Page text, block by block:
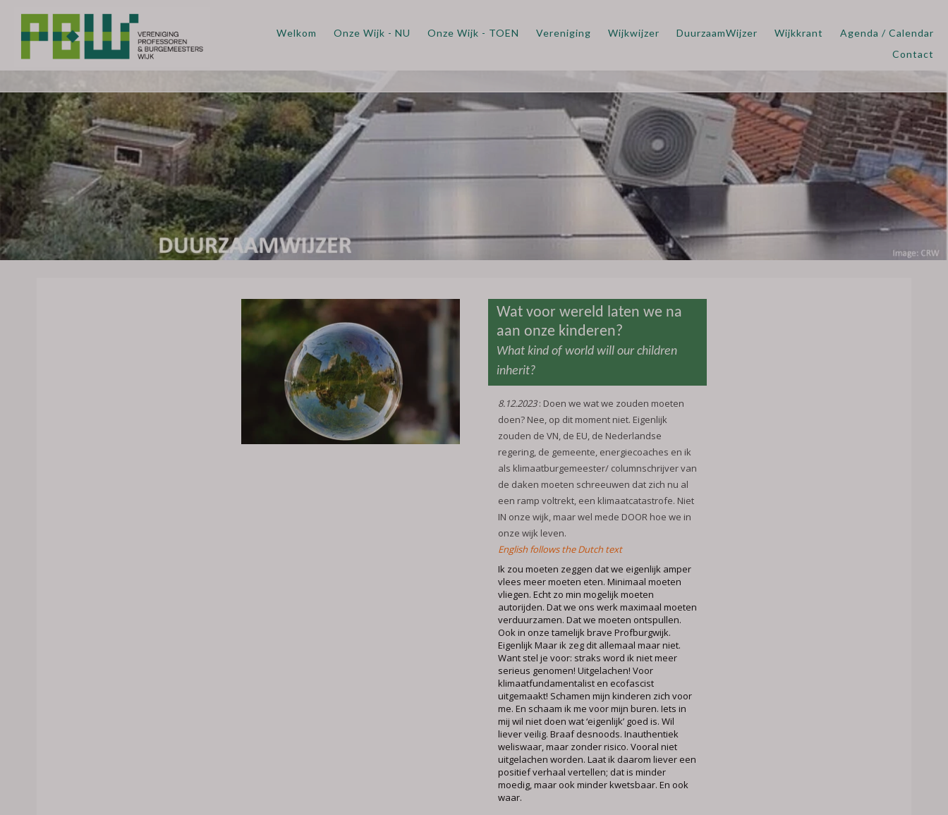
Welkom Onze Wijk - NU Onze Wijk - TOEN Vereniging Wijkwijzer DuurzaamWijzer Wijkkrant
Agenda / Calendar
Contact
Wat voor wereld laten we na
aan onze kinderen?
What kind of world will our children
inherit?
8.12.2023: Doen we wat we zouden moeten
doen? Nee, op dit moment niet. Eigenlijk
zouden de VN, de EU, de Nederlandse
regering, de gemeente, energiecoaches en ik
als klimaatburgemeester/ columnschrijver van
de daken moeten schreeuwen dat zich nu al
een ramp voltrekt, een klimaatcatastrofe. Niet
IN onze wijk, maar wel mede DOOR hoe we in
onze wijk leven.
English follows the Dutch text
Ik zou moeten zeggen dat we eigenlijk amper
vlees meer moeten eten. Minimaal moeten
vliegen. Echt zo min mogelijk moeten
autorijden. Dat we ons werk maximaal moeten
verduurzamen. Dat we moeten ontspullen.
Ook in onze tamelijk brave Profburgwijk.
Eigenlijk Maar ik zeg dit allemaal maar niet.
Want stel je voor: straks word ik niet meer
serieus genomen! Uitgelachen! Voor
klimaatfundamentalist en ecofascist
uitgemaakt! Schamen mijn kinderen zich voor
me. En schaam ik me voor mijn buren. Iets in
mij wil niet doen wat ‘eigenlijk’ goed is. Wil
liever veilig. Braaf desnoods. Inauthentiek
weliswaar, maar zonder risico. Vooral niet
uitgelachen worden. Laat ik daarom liever een
positief verhaal vertellen; dat is minder
moedig, maar ook minder kwetsbaar. En ook
waar.